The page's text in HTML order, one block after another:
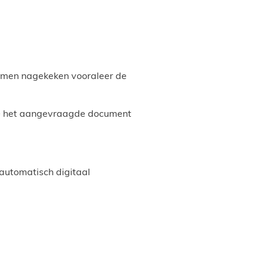
nagekeken vooraleer de
het aangevraagde document
digitaal